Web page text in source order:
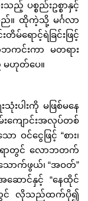
ည့် ပစ္စည်းဥစ္စာနှင့်
ည်။ ထိုကဲ့သို့ မင်္ဂလာ
ရဲခြင်းဖြင့်
ဘကင်းကာ မတရား
မဟုတ်ပေ။
ပါးကို မဖြစ်မနေ
ကျောင်းအလုပ်တစ်
င်ငွေဖြင့် “စား၊
ြရာတွင် လောဘတက်
ောက်ဖွယ်၊ “အဝတ်”
ာင်နှင့် “နေထိုင်
တွင် လိုသည်ထက်ပို၍